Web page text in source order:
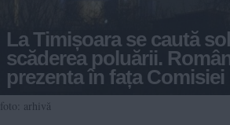
La Timișoara se caută
scăderea poluării.
prezenta în fața
foto: arhivă